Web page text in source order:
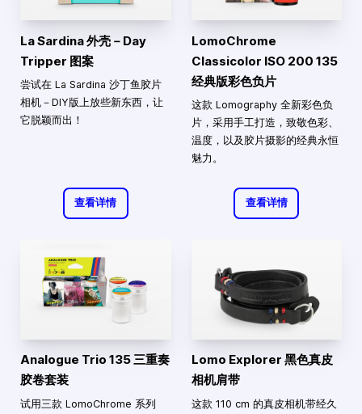
La Sardina 外壳－Day
Tripper 图案
尝试在 La Sardina 沙丁鱼胶片
相机－DIY版上放些新东西，让
它脱颖而出！
查看详情
LomoChrome
Classicolor ISO 200 135
经典版彩色负片
这款 Lomography 全新彩色负
片，采用手工打造，致敬色彩、
温度，以及胶片摄影的经典永恒
魅力。
查看详情
Analogue Trio 135 三重奏
胶卷套装
试用三款 LomoChrome 系列
Lomo Explorer 黑色真皮
相机肩带
这款 110 cm 的真皮相机带经久